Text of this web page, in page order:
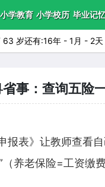
小学教育 小学校历 毕业记
63 岁还有:16年 - 1月 - 2
省事：查询五险
报表》让教师查看
养老保险=工资缴